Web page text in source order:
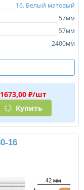
16. Белый матовый
57мм
57мм
2400мм
1673,00 ₽/шт
Купить
16